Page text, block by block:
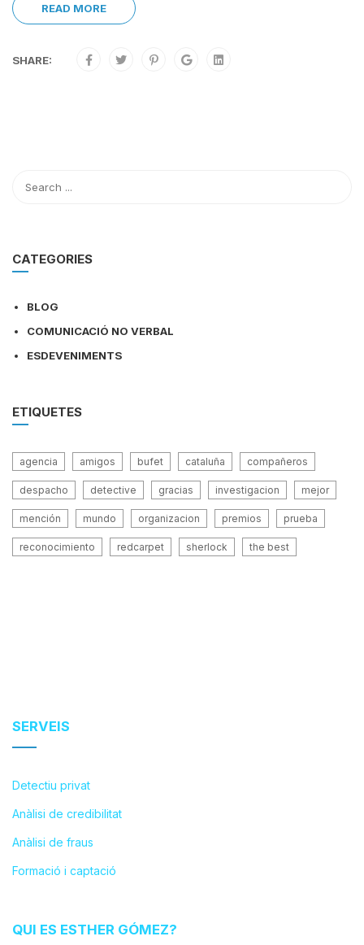
READ MORE
SHARE:
CATEGORIES
BLOG
COMUNICACIÓ NO VERBAL
ESDEVENIMENTS
ETIQUETES
agencia amigos bufet cataluña compañeros
despacho detective gracias investigacion mejor
mención mundo organizacion premios prueba
reconocimiento redcarpet sherlock the best
SERVEIS
Detectiu privat
Anàlisi de credibilitat
Anàlisi de fraus
Formació i captació
QUI ES ESTHER GÓMEZ?